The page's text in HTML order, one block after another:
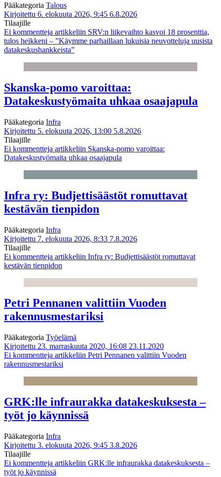
Pääkategoria Talous
Kirjoitettu 6. elokuuta 2026, 9:45 6.8.2026
Tilaajille
Ei kommentteja artikkeliin SRV:n liikevaihto kasvoi 18 prosenttia,
tulos heikkeni – ”Käymme parhaillaan lukuisia neuvotteluja uusista
datakeskushankkeista”
Skanska-pomo varoittaa:
Datakeskustyömaita uhkaa osaajapula
Pääkategoria Infra
Kirjoitettu 5. elokuuta 2026, 13:00 5.8.2026
Tilaajille
Ei kommentteja artikkeliin Skanska-pomo varoittaa:
Datakeskustyömaita uhkaa osaajapula
Infra ry: Budjettisäästöt romuttavat
kestävän tienpidon
Pääkategoria Infra
Kirjoitettu 7. elokuuta 2026, 8:33 7.8.2026
Tilaajille
Ei kommentteja artikkeliin Infra ry: Budjettisäästöt romuttavat
kestävän tienpidon
Petri Pennanen valittiin Vuoden
rakennusmestariksi
Pääkategoria Työelämä
Kirjoitettu 23. marraskuuta 2020, 16:08 23.11.2020
Ei kommentteja artikkeliin Petri Pennanen valittiin Vuoden
rakennusmestariksi
GRK:lle infraurakka datakeskuksesta –
työt jo käynnissä
Pääkategoria Infra
Kirjoitettu 3. elokuuta 2026, 9:45 3.8.2026
Tilaajille
Ei kommentteja artikkeliin GRK:lle infraurakka datakeskuksesta –
työt jo käynnissä